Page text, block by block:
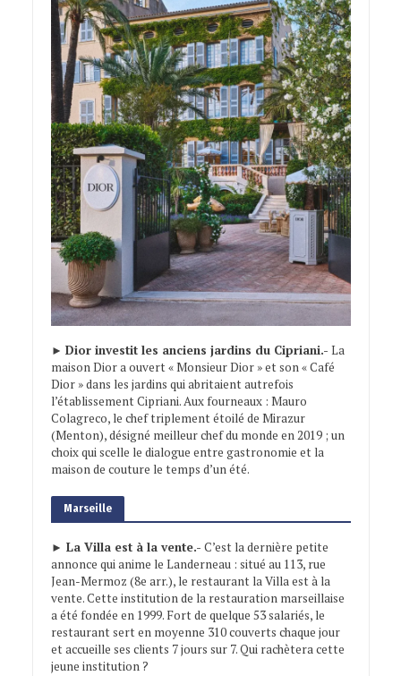
► Dior investit les anciens jardins du Cipriani.- La
maison Dior a ouvert « Monsieur Dior » et son « Café
Dior » dans les jardins qui abritaient autrefois
l’établissement Cipriani. Aux fourneaux : Mauro
Colagreco, le chef triplement étoilé de Mirazur
(Menton), désigné meilleur chef du monde en 2019 ; un
choix qui scelle le dialogue entre gastronomie et la
maison de couture le temps d’un été.
Marseille
► La Villa est à la vente.- C’est la dernière petite
annonce qui anime le Landerneau : situé au 113, rue
Jean-Mermoz (8e arr.), le restaurant la Villa est à la
vente. Cette institution de la restauration marseillaise
a été fondée en 1999. Fort de quelque 53 salariés, le
restaurant sert en moyenne 310 couverts chaque jour
et accueille ses clients 7 jours sur 7. Qui rachètera cette
jeune institution ?